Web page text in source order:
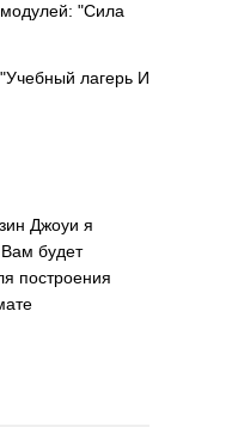
"Сила
лагерь И
Джоуи я
будет
построения